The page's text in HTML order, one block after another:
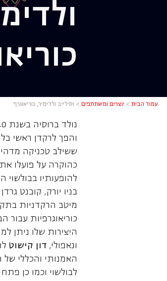
עמוד הבית > יוצרים ומשתתפים > וסילייב ולדימיר, כוריאוגרף
והפך לרקדן ראשי
ששילב טכניקה
כהוקרה על פועלו
להופעותיו
בניו יורק, קובנט
כוריאוגרפיות עבור
היצירות שלו ניתן
ונאפולי,דון קישוט
לבולשוי וכמו כן